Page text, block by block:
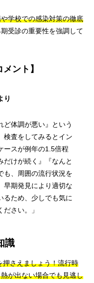
学校での感染対策の徹底
受診の重要性を強調して
ント】
り
ど体調が悪い』という
検査をしてみるとイン
ースが例年の1.5倍程
だけが続く』『なんと
も、周囲の流行状況を
早期発見により適切な
るため、少しでも気に
さい。」
識
さえましょう！流行時
が出ない場合でも見逃し